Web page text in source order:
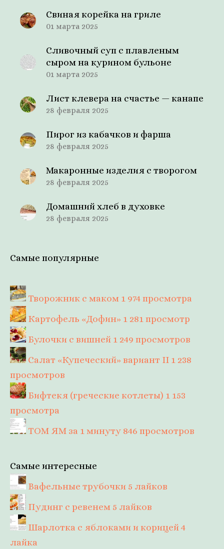
Свиная корейка на гриле
01 марта 2025
Сливочный суп с плавленым
сыром на курином бульоне
01 марта 2025
Лист клевера на счастье — канапе
28 февраля 2025
Пирог из кабачков и фарша
28 февраля 2025
Макаронные изделия с творогом
28 февраля 2025
Домашний хлеб в духовке
28 февраля 2025
Самые популярные
Творожник с маком 1 974 просмотра
Картофель «Дофин» 1 281 просмотр
Булочки с вишней 1 249 просмотров
Салат «Купеческий» вариант II 1 238
просмотров
Бифтекя (греческие котлеты) 1 153
просмотра
ТОМ ЯМ за 1 минуту 846 просмотров
Самые интересные
Вафельные трубочки 5 лайков
Пудинг с ревенем 5 лайков
Шарлотка с яблоками и корицей4
лайка